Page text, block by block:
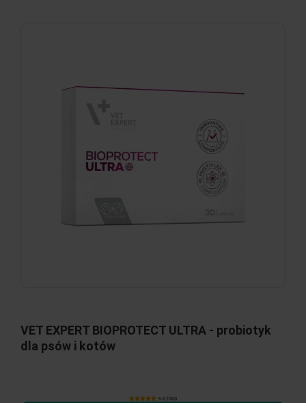
VET EXPERT BIOPROTECT ULTRA - probiotyk
dla psów i kotów
5.0 (180)